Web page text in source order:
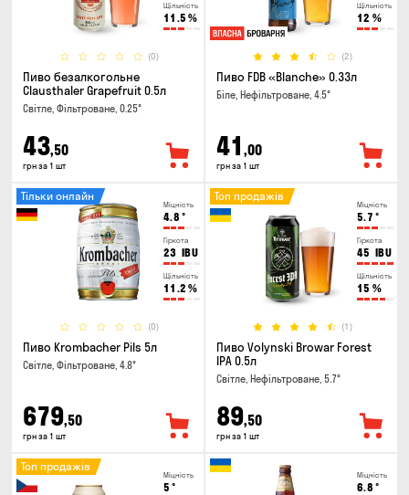
Щільність
11.5 %
(0)
Пиво безалкогольне
Clausthaler Grapefruit 0.5л
Світле, Фільтроване, 0.25°
43,50
грн за 1 шт
Щільність
12 %
(2)
Пиво FDB «Blanche» 0.33л
Біле, Нефільтроване, 4.5°
41 ,00
грн за 1 шт
Міцність
4.8 °
Гіркота
23 IBU
Щільність
11.2 %
(0)
Тільки онлайн
Пиво Krombacher Pils 5л
Світле, Фільтроване, 4.8°
679,50
грн за 1 шт
Міцність
5.7 °
Гіркота
45 IBU
Щільність
15 %
(1)
Топ продажів
Пиво Volynski Browar Forest
IPA 0.5л
Світле, Нефільтроване, 5.7°
89,50
грн за 1 шт
Міцність
5 °
Топ продажів
Міцність
6.8 °